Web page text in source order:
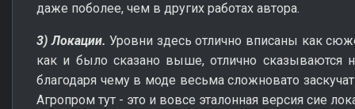
даже поболее, чем в других работах автора.
3) Локации.Уровни здесь отлично вписаны как
как и было сказано выше, отлично сказываются
благодаря чему в моде весьма сложновато
Агропром тут - это и вовсе эталонная версия сие